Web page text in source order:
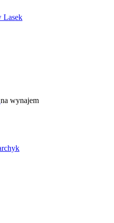
na wynajem